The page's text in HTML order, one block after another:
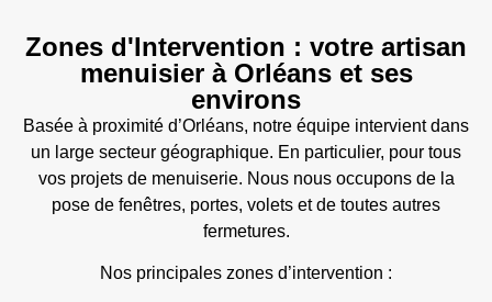
Zones d'Intervention : votre artisan
menuisier à Orléans et ses
environs
Basée à proximité d’Orléans, notre équipe intervient dans
un large secteur géographique. En particulier, pour tous
vos projets de menuiserie. Nous nous occupons de la
pose de fenêtres, portes, volets et de toutes autres
fermetures.
Nos principales zones d’intervention :